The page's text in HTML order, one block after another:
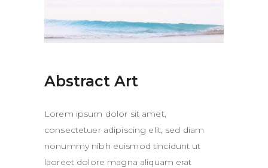
Abstract Art
Lorem ipsum dolor sit amet,
consectetuer adipiscing elit, sed diam
nonummy nibh euismod tincidunt ut
laoreet dolore magna aliquam erat